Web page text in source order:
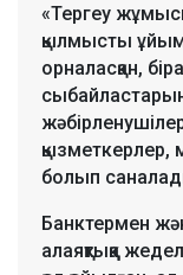
«Тергеу
қылмысты
орналасқан,
қызметкерлер,
болып
Банктермен
алаяқтыққа